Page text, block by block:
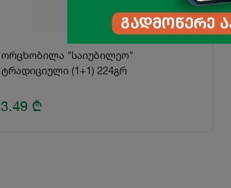
ორცხობილა "საიუბილეო"
ტრადიციული (1+1) 224გრ
3.49 ₾